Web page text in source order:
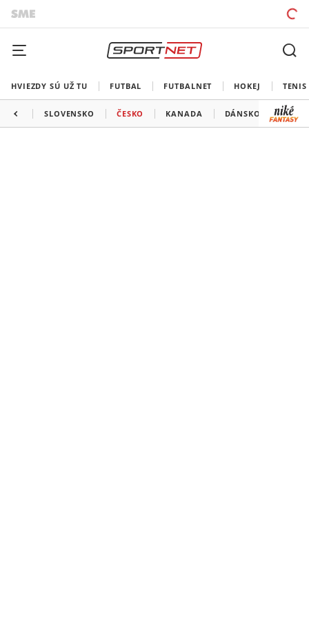
HVIEZDY SÚ UŽ TU FUTBAL FUTBALNET HOKEJ TENIS
SLOVENSKO ČESKO KANADA DÁNSKO